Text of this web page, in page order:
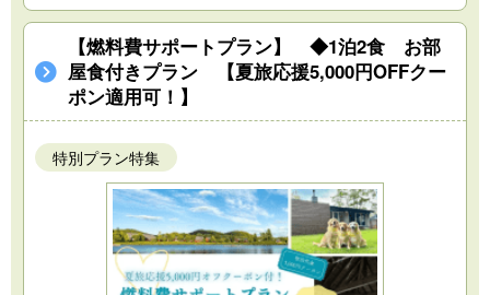
【燃料費サポートプラン】 ◆1泊2食 お部
屋食付きプラン 【夏旅応援5,000円OFFクー
ポン適用可！】
特別プラン特集